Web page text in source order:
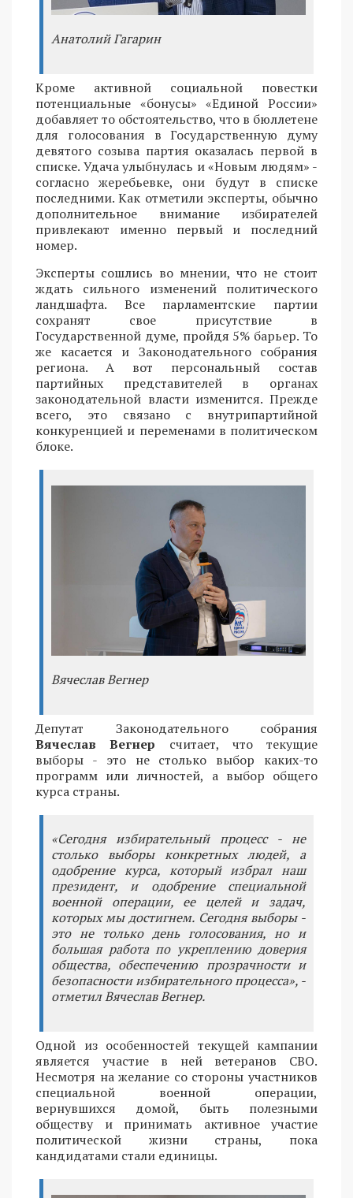
Анатолий Гагарин
Кроме активной социальной повестки
потенциальные «бонусы» «Единой России»
добавляет то обстоятельство, что в бюллетене
для голосования в Государственную думу
девятого созыва партия оказалась первой в
списке. Удача улыбнулась и «Новым людям» -
согласно жеребьевке, они будут в списке
последними. Как отметили эксперты, обычно
дополнительное внимание избирателей
привлекают именно первый и последний
номер.
Эксперты сошлись во мнении, что не стоит
ждать сильного изменений политического
ландшафта. Все парламентские партии
сохранят свое присутствие в
Государственной думе, пройдя 5% барьер. То
же касается и Законодательного собрания
региона. А вот персональный состав
партийных представителей в органах
законодательной власти изменится. Прежде
всего, это связано с внутрипартийной
конкуренцией и переменами в политическом
блоке.
Вячеслав Вегнер
Депутат Законодательного собрания
Вячеслав Вегнер считает, что текущие
выборы - это не столько выбор каких-то
программ или личностей, а выбор общего
курса страны.
«Сегодня избирательный процесс - не
столько выборы конкретных людей, а
одобрение курса, который избрал наш
президент, и одобрение специальной
военной операции, ее целей и задач,
которых мы достигнем. Сегодня выборы -
это не только день голосования, но и
большая работа по укреплению доверия
общества, обеспечению прозрачности и
безопасности избирательного процесса», -
отметил Вячеслав Вегнер.
Одной из особенностей текущей кампании
является участие в ней ветеранов СВО.
Несмотря на желание со стороны участников
специальной военной операции,
вернувшихся домой, быть полезными
обществу и принимать активное участие
политической жизни страны, пока
кандидатами стали единицы.